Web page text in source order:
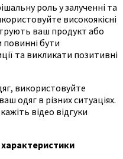
роль у залученні та
високоякісні
ваш продукт або
повинні бути
та викликати позитивні
використовуйте
одяг в різних ситуаціях.
відео відгуки